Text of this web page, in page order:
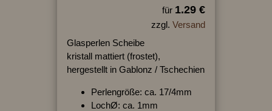
für 1.29 €
zzgl. Versand
Glasperlen Scheibe
kristall mattiert (frostet),
hergestellt in Gablonz / Tschechien
Perlengröße: ca. 17/4mm
LochØ: ca. 1mm